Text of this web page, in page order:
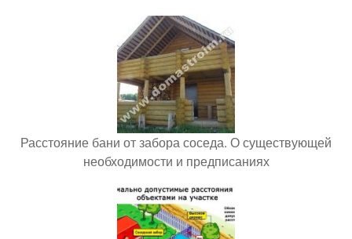
Расстояние бани от забора соседа. О существующей
необходимости и предписаниях